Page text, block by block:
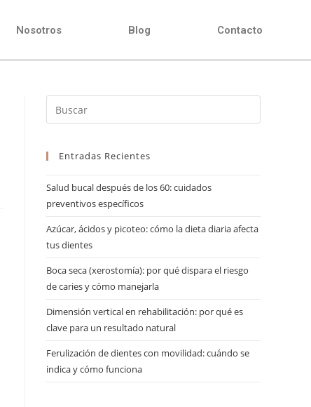
Nosotros Blog Contacto
Entradas Recientes
Salud bucal después de los 60: cuidados
preventivos específicos
Azúcar, ácidos y picoteo: cómo la dieta diaria afecta
tus dientes
Boca seca (xerostomía): por qué dispara el riesgo
de caries y cómo manejarla
Dimensión vertical en rehabilitación: por qué es
clave para un resultado natural
Ferulización de dientes con movilidad: cuándo se
indica y cómo funciona